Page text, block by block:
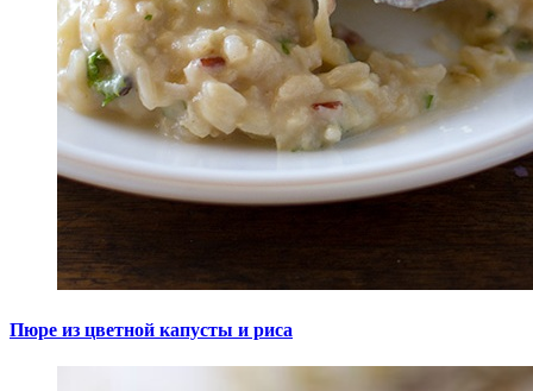
Пюре из цветной капусты и риса